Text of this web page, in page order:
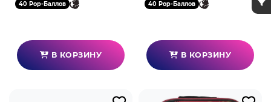
40 Pop-Баллов
В КОРЗИНУ
40 Pop-Баллов
В КОРЗИНУ